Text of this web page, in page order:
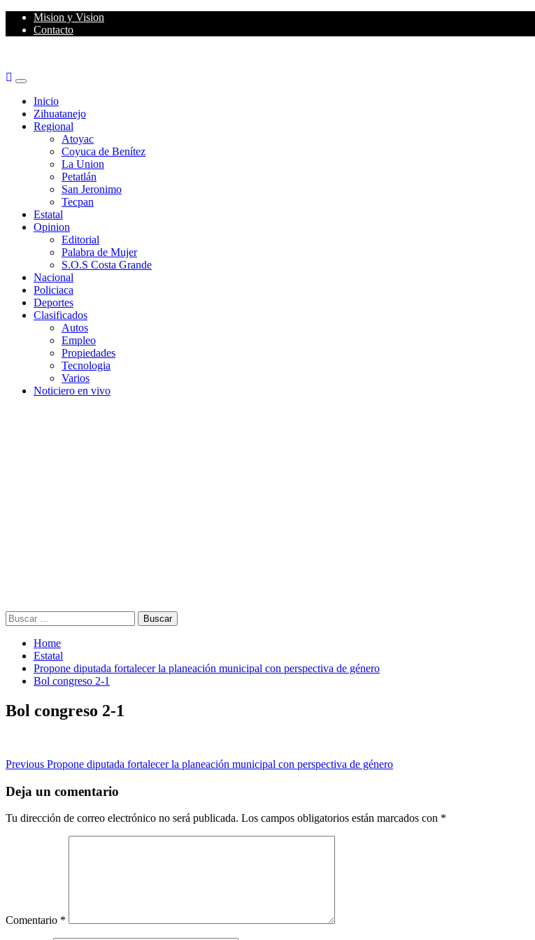
Skip
Mision y Vision
Contacto
Primary
MenuInicio
Zihuatanejo
Regional
Atoyac
Coyuca de Benítez
La Union
Petatlán
San Jeronimo
Tecpan
Estatal
Opinion
Editorial
Palabra de Mujer
S.O.S Costa Grande
Nacional
Policiaca
Deportes
Clasificados
Autos
Empleo
Propiedades
Tecnologia
Varios
Noticiero en vivo
Buscar:
Home
Estatal
Propone diputada fortalecer la planeación municipal con perspectiva de género
Bol congreso 2-1
Bol congreso 2-1
Post
navigation
Previous Propone diputada fortalecer la planeación municipal con perspectiva de género
Deja un comentario
Tu dirección de correo electrónico no será publicada. Los campos obligatorios están marcados con *
Comentario *